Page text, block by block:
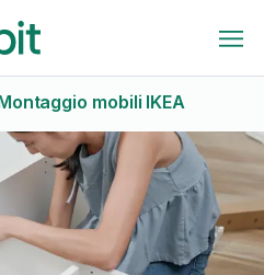
mobili IKEA